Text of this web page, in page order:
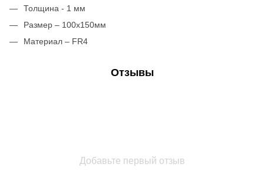
Толщина - 1 мм
Размер – 100х150мм
Материал – FR4
Отзывы
Добавьте первый отзыв